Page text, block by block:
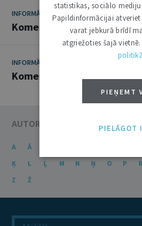
INFORMĀCIJA 11. JŪNIJS 2013
Komerctiesību
INFORMĀCIJA
Komerclikuma
AUTORU KATALOGS
A Ā
Ķ
L Ļ M N Ņ O P R
Z
Ž
statistikas, sociālo
Papildinformācijai
varat jebkurā brīdī
atgriežoties šajā
politikā
PIEŅEMT
PIELĀGOT